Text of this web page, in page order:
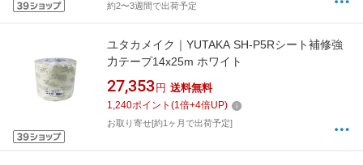
約2〜3週間で出荷予定
ユタカメイク｜YUTAKA SH-P5Rシート補修強
力テープ14x25m ホワイト
27,353 円 送料無料
1,240ポイント (1倍+4倍UP)
お取り寄せ[約1ヶ月で出荷予定]